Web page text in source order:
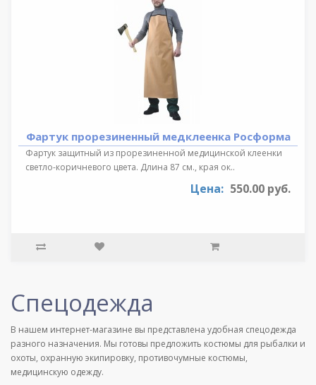
Фартук прорезиненный медклеенка Росформа
Фартук защитный из прорезиненной медицинской клеенки
светло-коричневого цвета. Длина 87 см., края ок..
Цена: 550.00 руб.
Спецодежда
В нашем интернет-магазине вы представлена удобная спецодежда
разного назначения. Мы готовы предложить костюмы для рыбалки и
охоты, охранную экипировку, противочумные костюмы,
медицинскую одежду.